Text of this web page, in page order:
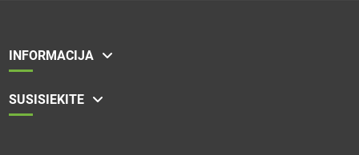
INFORMACIJA
SUSISIEKITE